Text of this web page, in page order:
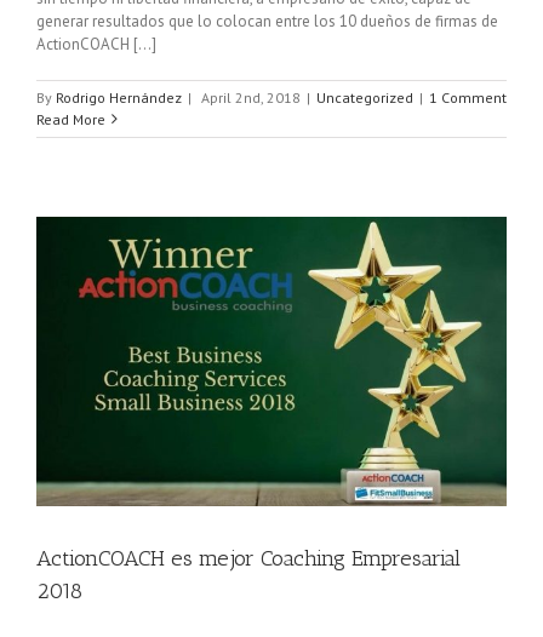
generar resultados que lo colocan entre los 10 dueños de firmas de
ActionCOACH [...]
By Rodrigo Hernández | April 2nd, 2018 | Uncategorized | 1 Comment
Read More
ActionCOACH es mejor Coaching Empresarial
2018